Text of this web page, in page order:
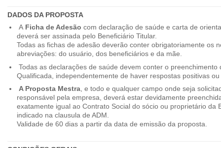
DADOS DA PROPOSTA
A Ficha de Adesão com declaração de saúde e carta de
deverá ser assinada pelo Beneficiário Titular.
Todas as fichas de adesão deverão conter obrigatoriamente os
abreviações: do usuário, dos beneficiários e da mãe.
Todas as declarações de saúde devem conter o preenchimento
Qualificada, independentemente de haver respostas positivas ou
A Proposta Mestra, e todo e qualquer campo onde seja
responsável pela empresa, deverá estar devidamente
exatamente igual ao Contrato Social do sócio ou proprietário da
indicado na clausula de ADM.
Validade de 60 dias a partir da data de emissão da proposta.